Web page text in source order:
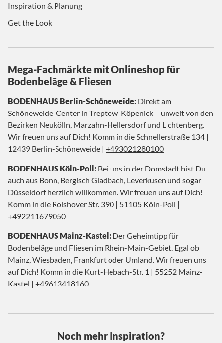
Inspiration & Planung
Get the Look
Mega-Fachmärkte mit Onlineshop für
Bodenbeläge & Fliesen
BODENHAUS Berlin-Schöneweide: Direkt am
Schöneweide-Center in Treptow-Köpenick – unweit von den
Bezirken Neukölln, Marzahn-Hellersdorf und Lichtenberg.
Wir freuen uns auf Dich! Komm in die Schnellerstraße 134 |
12439 Berlin-Schöneweide | +493021280100
BODENHAUS Köln-Poll: Bei uns in der Domstadt bist Du
auch aus Bonn, Bergisch Gladbach, Leverkusen und sogar
Düsseldorf herzlich willkommen. Wir freuen uns auf Dich!
Komm in die Rolshover Str. 390 | 51105 Köln-Poll |
+492211679050
BODENHAUS Mainz-Kastel: Der Geheimtipp für
Bodenbeläge und Fliesen im Rhein-Main-Gebiet. Egal ob
Mainz, Wiesbaden, Frankfurt oder Umland. Wir freuen uns
auf Dich! Komm in die Kurt-Hebach-Str. 1 | 55252 Mainz-
Kastel | +49613418160
Noch mehr Inspiration?